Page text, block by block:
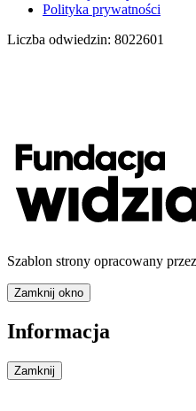
Polityka prywatności
Liczba odwiedzin: 8022601
Szablon strony opracowany
Zamknij okno
Informacja
Zamknij